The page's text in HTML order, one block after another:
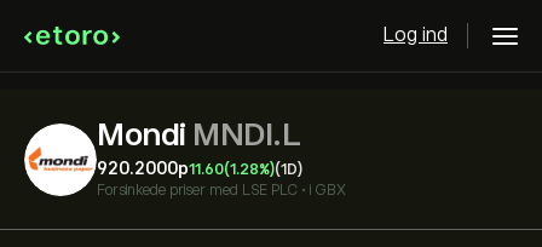
Log ind
Mondi MNDI.L
920.2000‎p‎11.60(1.28%)(1D)
Forsinkede priser med LSE PLC • i GBX